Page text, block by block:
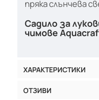
пряка слънчева
Садило за
чимове
ХАРАКТЕРИСТИКИ
ОТЗИВИ